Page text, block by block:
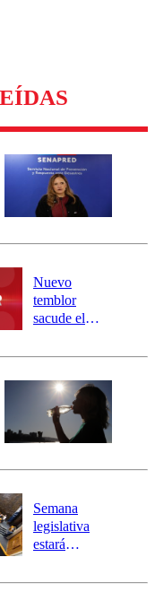
Nuevo
temblor
sacude el
revisa la
epicentro
Semana
legislativa
estará
el fin de la